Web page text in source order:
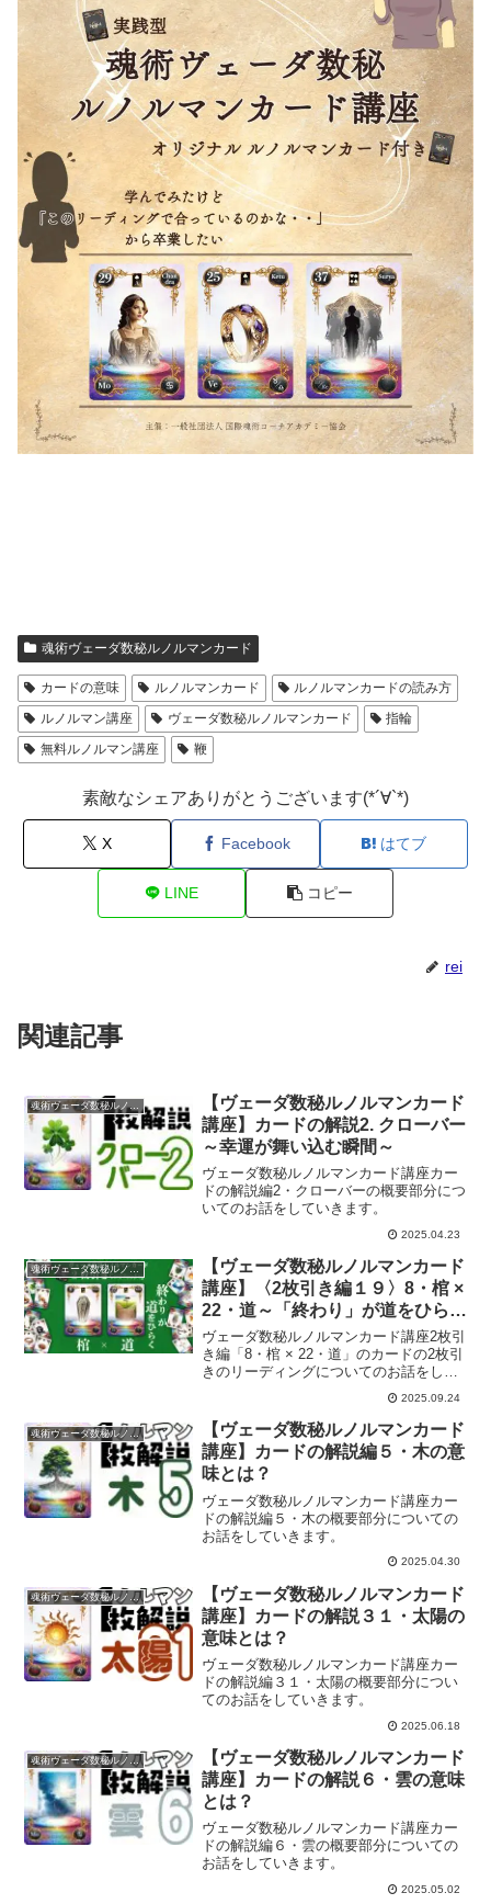
魂術ヴェーダ数秘ルノルマンカード
カードの意味 ルノルマンカード
ルノルマンカードの読み方
ルノルマン講座
ヴェーダ数秘ルノルマンカード
指輪
無料ルノルマン講座
鞭
素敵なシェアありがとうございます(*´∀`*)
X Facebook はてブ
LINE コピー
rei
関連記事
魂術ヴェーダ数秘ルノルマンカード
【ヴェーダ数秘ルノルマンカード
講座】カードの解説2. クローバー
～幸運が舞い込む瞬間～
ヴェーダ数秘ルノルマンカード講座カー
ドの解説編2・クローバーの概要部分につ
いてのお話をしていきます。
2025.04.23
魂術ヴェーダ数秘ルノルマンカード
【ヴェーダ数秘ルノルマンカード
講座】〈2枚引き編１９〉8・棺 ×
22・道～「終わり」が道をひらく
～
ヴェーダ数秘ルノルマンカード講座2枚引
き編「8・棺 × 22・道」のカードの2枚引
きのリーディングについてのお話をして
2025.09.24
魂術ヴェーダ数秘ルノルマンカード
【ヴェーダ数秘ルノルマンカード
講座】カードの解説編５・木の意
味とは？
ヴェーダ数秘ルノルマンカード講座カー
ドの解説編５・木の概要部分についての
お話をしていきます。
2025.04.30
魂術ヴェーダ数秘ルノルマンカード
【ヴェーダ数秘ルノルマンカード
講座】カードの解説３１・太陽の
意味とは？
ヴェーダ数秘ルノルマンカード講座カー
ドの解説編３１・太陽の概要部分につい
てのお話をしていきます。
2025.06.18
魂術ヴェーダ数秘ルノルマンカード
【ヴェーダ数秘ルノルマンカード
講座】カードの解説６・雲の意味
とは？
ヴェーダ数秘ルノルマンカード講座カー
ドの解説編６・雲の概要部分についての
お話をしていきます。
2025.05.02